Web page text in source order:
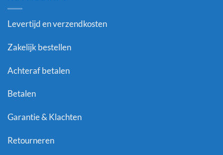
Levertijd en verzendkosten
Zakelijk bestellen
Achteraf betalen
Betalen
Garantie & Klachten
Retourneren